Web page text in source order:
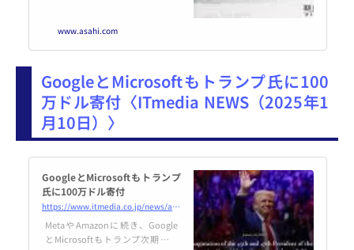
合、事業者名を公表する方向で検
討していることが分かった。刑事
www.asahi.com
GoogleとMicrosoftもトランプ氏に100
万ドル寄付〈ITmedia NEWS（2025年1
月10日）〉
GoogleとMicrosoftもトランプ
氏に100万ドル寄付
https://www.itmedia.co.jp/news/articles/2501/10/news109.html
MetaやAmazonに続き、Google
とMicrosoftもトランプ次期米大